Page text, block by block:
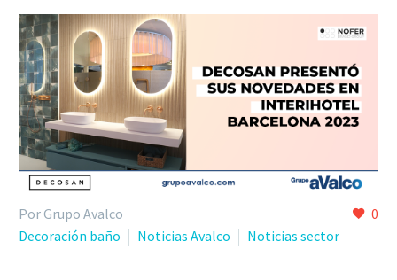
0
Por Grupo Avalco
Decoración baño
Noticias Avalco Noticias sector